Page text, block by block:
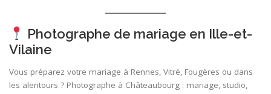
Photographe de mariage en Ille-et-
Vilaine
Vous préparez votre mariage à Rennes, Vitré, Fougères ou dans
les alentours ? Photographe à Châteaubourg : mariage, studio,